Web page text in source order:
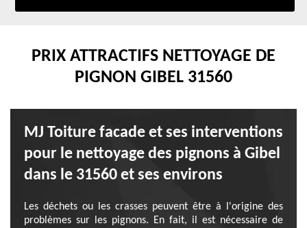
PRIX ATTRACTIFS NETTOYAGE DE
PIGNON GIBEL 31560
MJ Toiture facade et ses interventions
pour le nettoyage des pignons à Gibel
dans le 31560 et ses environs
Les déchets ou les crasses peuvent être à l'origine des
problèmes sur les pignons. En fait, il est nécessaire de